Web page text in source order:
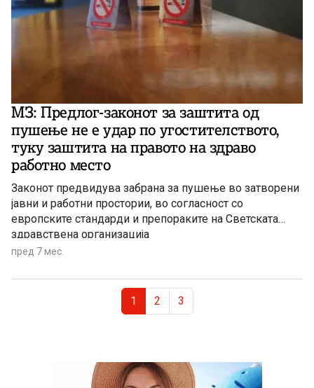
МЗ: Предлог-законот за заштита од
пушење не е удар по угостителството,
туку заштита на правото на здраво
работно место
Законот предвидува забрана за пушење во затворени
јавни и работни простории, во согласност со
европските стандарди и препораките на Светската
здравствена организација
пред 7 мес.
Current Page
1 Page
2 Page
3